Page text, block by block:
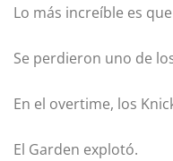
Lo más increíble es
Se perdieron uno de
En el overtime, los
El Garden explotó.